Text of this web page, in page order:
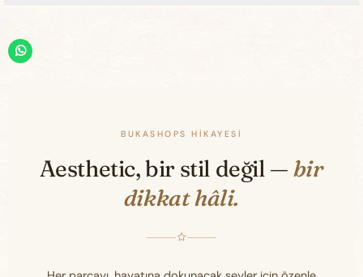
BUKASHOPS HIKAYESI
Aesthetic, bir stil değil — bir
dikkat hâli.